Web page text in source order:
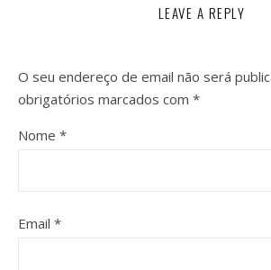
LEAVE A REPLY
O seu endereço de email não será
obrigatórios marcados com *
Nome *
Email *